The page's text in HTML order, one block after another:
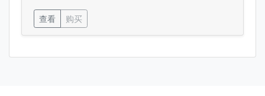
查看 购买